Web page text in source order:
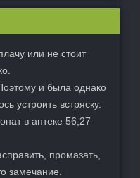
или не стоит
и была однако
устроить встряску.
в аптеке 56,27
промазать,
замечание.